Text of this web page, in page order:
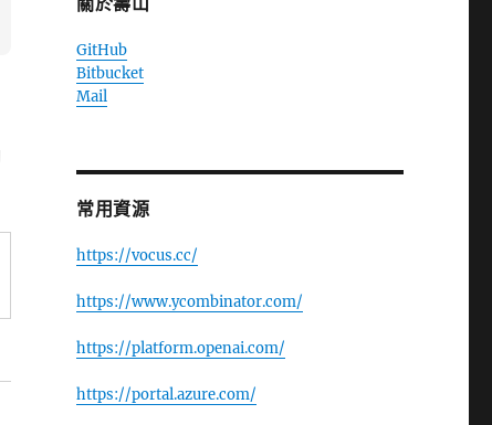
GitHub
Bitbucket
Mail
常用資源
https://vocus.cc/
https://www.ycombinator.com/
https://platform.openai.com/
https://portal.azure.com/